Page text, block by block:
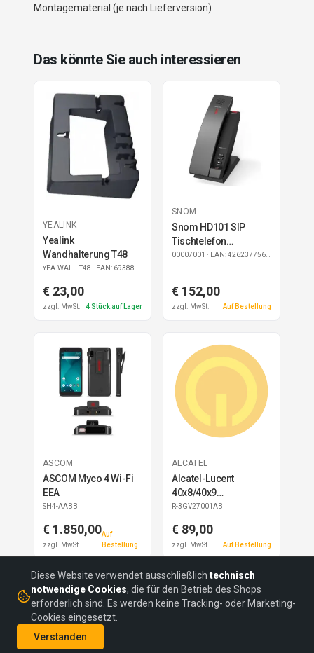
Montagematerial (je nach Lieferversion)
Das könnte Sie auch interessieren
YEALINK
Yealink
Wandhalterung T48
YEA.WALL-T48 · EAN: 6938818301184
€ 23,00
zzgl. MwSt. 4 Stück auf Lager
SNOM
Snom HD101 SIP
Tischtelefon
schnurlos
00007001 · EAN: 4262377560501
€ 152,00
zzgl. MwSt. Auf Bestellung
ASCOM
ASCOM Myco 4 Wi-Fi
EEA
SH4-AABB
€ 1.850,00
zzgl. MwSt.
Auf
Bestellung
ALCATEL
Alcatel-Lucent
40x8/40x9
Beistellmodul 10 ref
R-3GV27001AB
€ 89,00
zzgl. MwSt. Auf Bestellung
©2026headON Communications GmbH
Diese Website verwendet ausschließlich technisch
notwendige Cookies, die für den Betrieb des Shops
erforderlich sind. Es werden keine Tracking- oder Marketing-
Cookies eingesetzt.
Verstanden